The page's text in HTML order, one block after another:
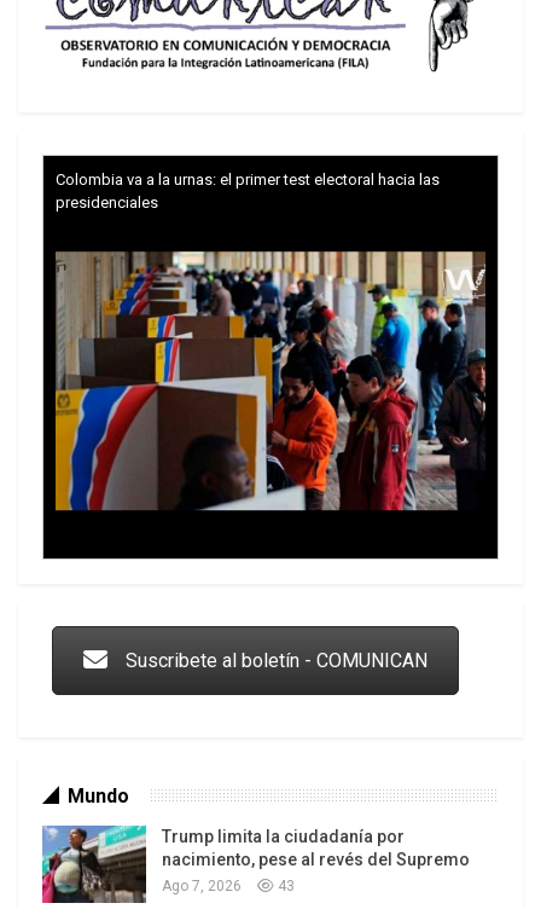
condenada contra el país persa, en la que fueron
asesinados varios altos comandantes militares,
destacados científicos nucleares y muchos
Más de una semana después, el 21 de junio,
Estados Unidos se unió a esta ofensiva,
iraníes. Estos ataques representaron una grave
violación de la Carta de las Naciones Unidas, del
derecho internacional humanitario y del Tratado
de No Proliferación Nuclear, del cual Irán es
signatario.
Irán respondió con oleadas de misiles y ataques
con drones que alcanzaron objetivos estratégicos
israelíes, incluidos en Tel Aviv y Haifa.
Además, las Fuerzas Armadas iraníes dispararon
Udeid en Catar en repuesta a su agresión contra
los sitios nucleares del país.
Colombia va a la urnas: el primer test electoral hacia las
presidenciales
Suscribete al boletín - COMUNICAN
Mundo
Trump limita la ciudadanía por
nacimiento, pese al revés del Supremo
Ago 7, 2026 43